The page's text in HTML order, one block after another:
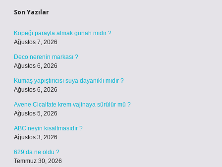
Son Yazılar
Köpeği parayla almak günah mıdır ?
Ağustos 7, 2026
Deco nerenin markası ?
Ağustos 6, 2026
Kumaş yapıştırıcısı suya dayanıklı mıdır ?
Ağustos 6, 2026
Avene Cicalfate krem vajinaya sürülür mü ?
Ağustos 5, 2026
ABC neyin kısaltmasıdır ?
Ağustos 3, 2026
629’da ne oldu ?
Temmuz 30, 2026